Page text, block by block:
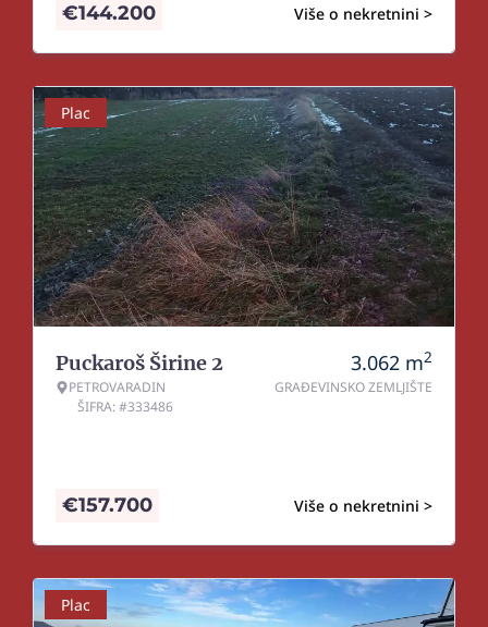
Više o nekretnini >
€144.200
Plac
Puckaroš Širine 2
PETROVARADIN
ŠIFRA: #333486
3.062 m2
GRAĐEVINSKO ZEMLJIŠTE
Više o nekretnini >
€157.700
Plac